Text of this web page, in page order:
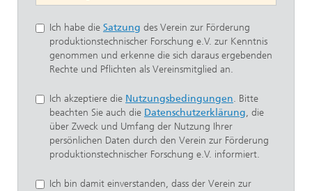
Ich habe die Satzung des Verein zur Förderung
produktionstechnischer Forschung e.V. zur Kenntnis
genommen und erkenne die sich daraus ergebenden
Rechte und Pflichten als Vereinsmitglied an.
Ich akzeptiere die Nutzungsbedingungen. Bitte
beachten Sie auch die Datenschutzerklärung, die
über Zweck und Umfang der Nutzung Ihrer
persönlichen Daten durch den Verein zur Förderung
produktionstechnischer Forschung e.V. informiert.
Ich bin damit einverstanden, dass der Verein zur